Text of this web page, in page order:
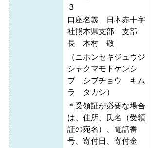
３
口座名義 日本赤十字
社熊本県支部 支部
長 木村 敬
（ニホンセキジュウジ
シャクマモトケンシ
ブ シブチョウ キム
ラ タカシ）
＊受領証が必要な場合
は、住所、氏名（受領
証の宛名）、電話番
号、寄付日、寄付金